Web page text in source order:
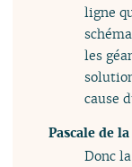
ligne
les
cause
Pascale de
Donc